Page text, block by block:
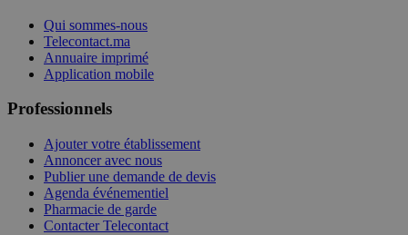
Qui sommes-nous
Telecontact.ma
Annuaire imprimé
Application mobile
Professionnels
Ajouter votre établissement
Annoncer avec nous
Publier une demande de devis
Agenda événementiel
Pharmacie de garde
Contacter Telecontact